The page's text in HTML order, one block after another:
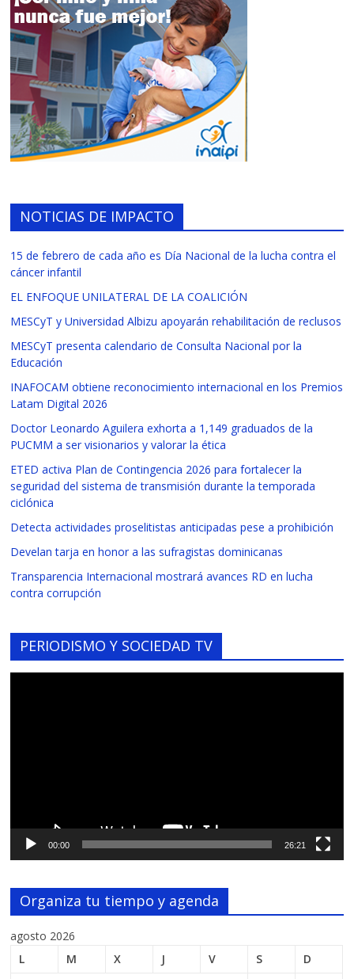
NOTICIAS DE IMPACTO
15 de febrero de cada año es Día Nacional de la lucha contra el
cáncer infantil
EL ENFOQUE UNILATERAL DE LA COALICIÓN
MESCyT y Universidad Albizu apoyarán rehabilitación de reclusos
MESCyT presenta calendario de Consulta Nacional por la
Educación
INAFOCAM obtiene reconocimiento internacional en los Premios
Latam Digital 2026
Doctor Leonardo Aguilera exhorta a 1,149 graduados de la
PUCMM a ser visionarios y valorar la ética
ETED activa Plan de Contingencia 2026 para fortalecer la
seguridad del sistema de transmisión durante la temporada
ciclónica
Detecta actividades proselitistas anticipadas pese a prohibición
Develan tarja en honor a las sufragistas dominicanas
Transparencia Internacional mostrará avances RD en lucha
contra corrupción
PERIODISMO Y SOCIEDAD TV
00:00 26:21
Organiza tu tiempo y agenda
agosto 2026
L
M X J V S D